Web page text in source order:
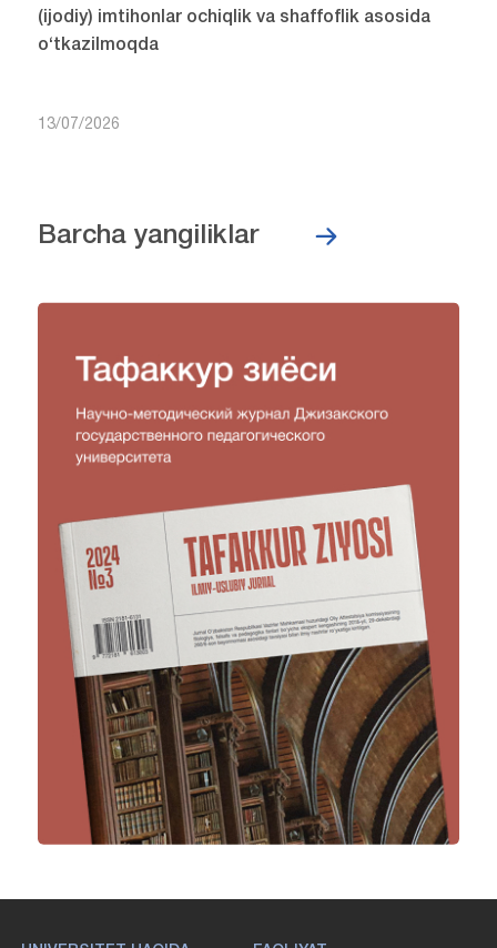
(ijodiy) imtihonlar ochiqlik va shaffoflik asosida
o‘tkazilmoqda
13/07/2026
Barcha yangiliklar